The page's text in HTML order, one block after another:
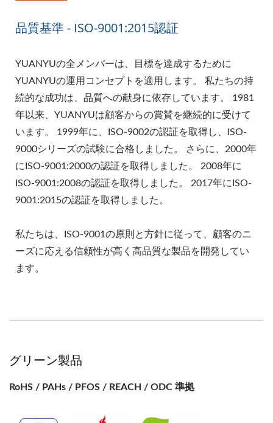
品質基準 - ISO-9001:2015認証
YUANYUの全メンバーは、目標を達成するために
YUANYUの運用コンセプトを適用します。 私たちの持
続的な成功は、品質への献身に依存しています。 1981
年以来、YUANYUは顧客からの賞賛を継続的に受けて
います。 1999年に、ISO-9002の認証を取得し、ISO-
9000シリーズの試験に合格しました。 さらに、2000年
にISO-9001:2000の認証を取得しました。 2008年に
ISO-9001:2008の認証を取得しました。 2017年にISO-
9001:2015の認証を取得しました。
私たちは、ISO-9001の原則と方針に従って、顧客のニ
ーズに応える信頼性が高く高品質な製品を開発してい
ます。
グリーン製品
RoHS / PAHs / PFOS / REACH / ODC 準拠